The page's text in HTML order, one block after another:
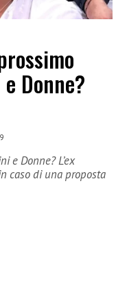
Donne?
e Donne? L’ex
caso di una proposta